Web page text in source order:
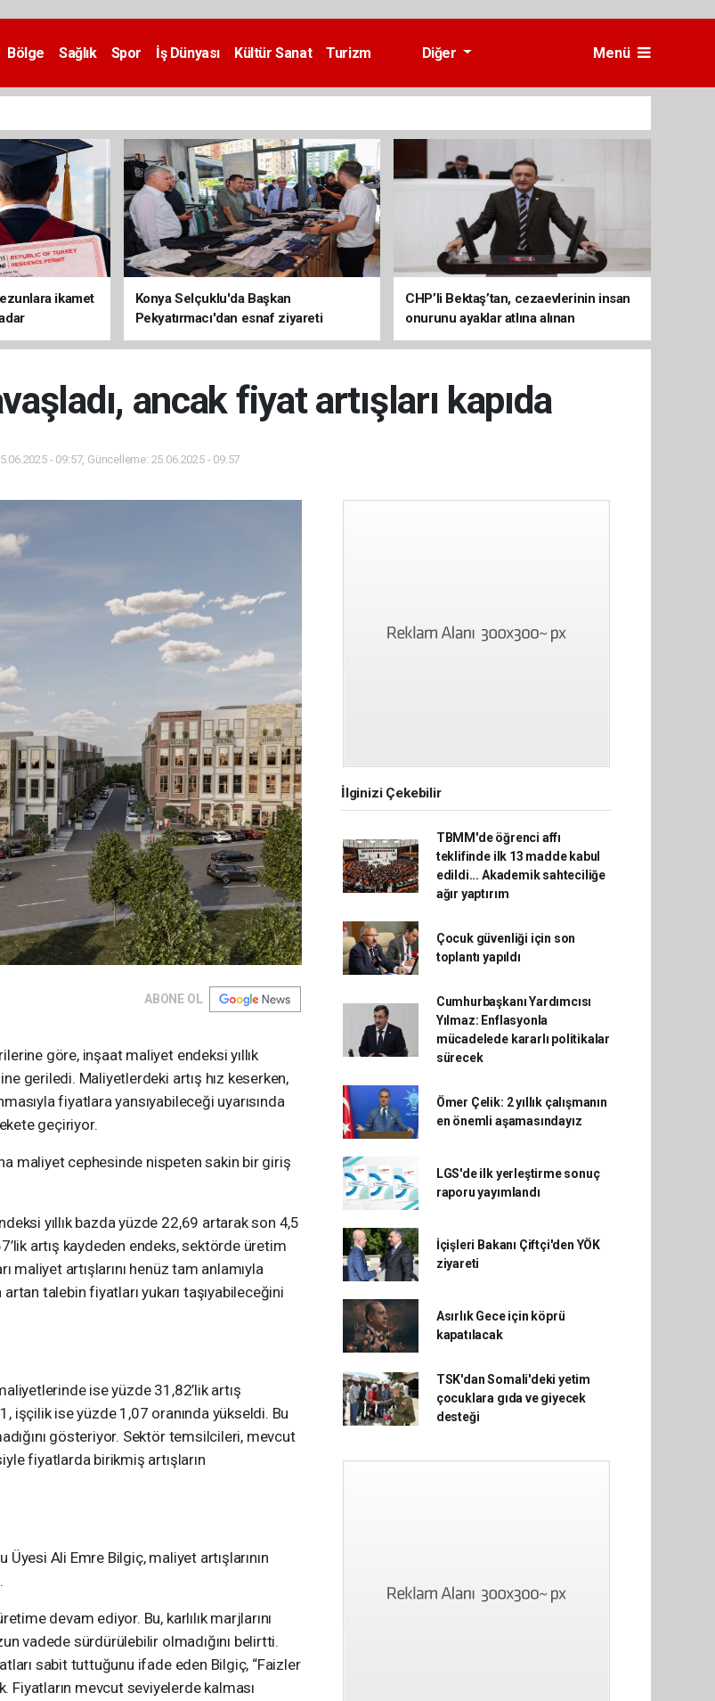
Bölge Sağlık Spor İş Dünyası Kültür Sanat
Turizm
Diğer Menü
ikamet
Konya Selçuklu'da Başkan
Pekyatırmacı'dan esnaf ziyareti
CHP’li Bektaş’tan, cezaevlerinin insan
onurunu ayaklar atlına alınan
mekânlara dönüşmesine tepki
ancak fiyat artışları kapıda
- 09:57, Güncelleme: 25.06.2025 - 09:57
ABONE OL
göre, inşaat maliyet endeksi yıllık
geriledi. Maliyetlerdeki artış hız keserken,
fiyatlara yansıyabileceği uyarısında
geçiriyor.
maliyet cephesinde nispeten sakin bir giriş
yıllık bazda yüzde 22,69 artarak son 4,5
artış kaydeden endeks, sektörde üretim
artışlarını henüz tam anlamıyla
talebin fiyatları yukarı taşıyabileceğini
ise yüzde 31,82’lik artış
işçilik ise yüzde 1,07 oranında yükseldi. Bu
gösteriyor. Sektör temsilcileri, mevcut
fiyatlarda birikmiş artışların
Ali Emre Bilgiç, maliyet artışlarının
devam ediyor. Bu, karlılık marjlarını
vadede sürdürülebilir olmadığını belirtti.
sabit tuttuğunu ifade eden Bilgiç, “Faizler
Fiyatların mevcut seviyelerde kalması
İlginizi Çekebilir
TBMM'de öğrenci affı
teklifinde ilk 13 madde kabul
edildi... Akademik sahteciliğe
ağır yaptırım
Çocuk güvenliği için son
toplantı yapıldı
Cumhurbaşkanı Yardımcısı
Yılmaz: Enflasyonla
mücadelede kararlı politikalar
sürecek
Ömer Çelik: 2 yıllık çalışmanın
en önemli aşamasındayız
LGS'de ilk yerleştirme sonuç
raporu yayımlandı
İçişleri Bakanı Çiftçi'den YÖK
ziyareti
Asırlık Gece için köprü
kapatılacak
TSK'dan Somali'deki yetim
çocuklara gıda ve giyecek
desteği